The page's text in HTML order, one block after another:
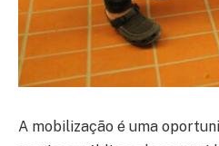
A mobilização é uma